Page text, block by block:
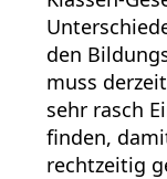
den
muss
sehr rasch
finden,
rechtzeitig